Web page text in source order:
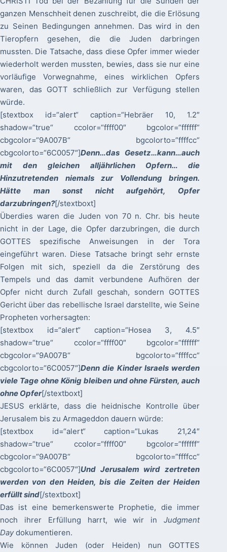
ganzen Menschheit denen zuschreibt, die die Erlösung
zu Seinen Bedingungen annehmen. Das wird in den
Tieropfern gesehen, die die Juden darbringen
mussten. Die Tatsache, dass diese Opfer immer wieder
wiederholt werden mussten, bewies, dass sie nur eine
vorläufige Vorwegnahme, eines wirklichen Opfers
waren, das GOTT schließlich zur Verfügung stellen
würde.
[stextbox id=“alert“ caption=“Hebräer 10, 1.2″
shadow=“true“ ccolor=“ffff00″ bgcolor=“ffffff“
cbgcolor=“9A007B“ bgcolorto=“ffffcc“
cbgcolorto=“6C0057″]Denn…das Gesetz…kann…auch
mit den gleichen alljährlichen Opfern… die
Hinzutretenden niemals zur Vollendung bringen.
Hätte man sonst nicht aufgehört, Opfer
darzubringen?[/stextboxt]
Überdies waren die Juden von 70 n. Chr. bis heute
nicht in der Lage, die Opfer darzubringen, die durch
GOTTES spezifische Anweisungen in der Tora
eingeführt waren. Diese Tatsache bringt sehr ernste
Folgen mit sich, speziell da die Zerstörung des
Tempels und das damit verbundene Aufhören der
Opfer nicht durch Zufall geschah, sondern GOTTES
Gericht über das rebellische Israel darstellte, wie Seine
Propheten vorhersagten:
[stextbox id=“alert“ caption=“Hosea 3, 4.5″
shadow=“true“ ccolor=“ffff00″ bgcolor=“ffffff“
cbgcolor=“9A007B“ bgcolorto=“ffffcc“
cbgcolorto=“6C0057″]Denn die Kinder Israels werden
viele Tage ohne König bleiben und ohne Fürsten, auch
ohne Opfer[/stextboxt]
JESUS erklärte, dass die heidnische Kontrolle über
Jerusalem bis zu Armageddon dauern würde:
[stextbox id=“alert“ caption=“Lukas 21,24″
shadow=“true“ ccolor=“ffff00″ bgcolor=“ffffff“
cbgcolor=“9A007B“ bgcolorto=“ffffcc“
cbgcolorto=“6C0057″]Und Jerusalem wird zertreten
werden von den Heiden, bis die Zeiten der Heiden
erfüllt sind[/stextboxt]
Das ist eine bemerkenswerte Prophetie, die immer
noch ihrer Erfüllung harrt, wie wir inJudgment
Daydokumentieren.
Wie können Juden (oder Heiden) nun GOTTES